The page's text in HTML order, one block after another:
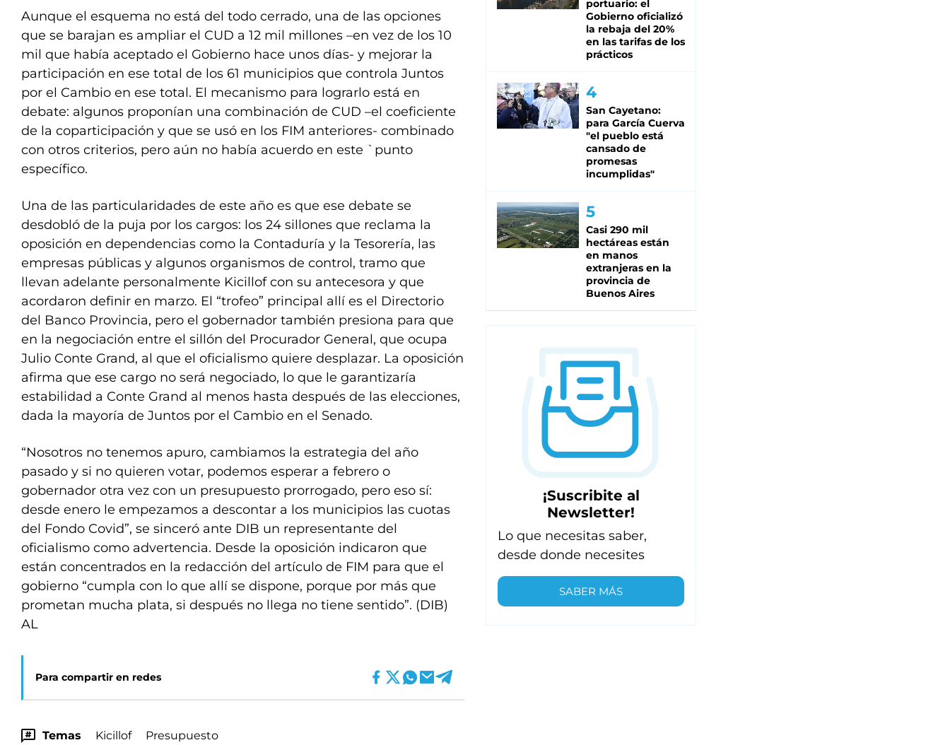
Aunque el esquema no está del todo cerrado, una de las opciones
que se barajan es ampliar el CUD a 12 mil millones –en vez de los 10
mil que había aceptado el Gobierno hace unos días- y mejorar la
participación en ese total de los 61 municipios que controla Juntos
por el Cambio en ese total. El mecanismo para lograrlo está en
debate: algunos proponían una combinación de CUD –el coeficiente
de la coparticipación y que se usó en los FIM anteriores- combinado
con otros criterios, pero aún no había acuerdo en este `punto
específico.
Una de las particularidades de este año es que ese debate se
desdobló de la puja por los cargos: los 24 sillones que reclama la
oposición en dependencias como la Contaduría y la Tesorería, las
empresas públicas y algunos organismos de control, tramo que
llevan adelante personalmente Kicillof con su antecesora y que
acordaron definir en marzo. El “trofeo” principal allí es el Directorio
del Banco Provincia, pero el gobernador también presiona para que
en la negociación entre el sillón del Procurador General, que ocupa
Julio Conte Grand, al que el oficialismo quiere desplazar. La oposición
afirma que ese cargo no será negociado, lo que le garantizaría
estabilidad a Conte Grand al menos hasta después de las elecciones,
dada la mayoría de Juntos por el Cambio en el Senado.
“Nosotros no tenemos apuro, cambiamos la estrategia del año
pasado y si no quieren votar, podemos esperar a febrero o
gobernador otra vez con un presupuesto prorrogado, pero eso sí:
desde enero le empezamos a descontar a los municipios las cuotas
del Fondo Covid”, se sinceró ante DIB un representante del
oficialismo como advertencia. Desde la oposición indicaron que
están concentrados en la redacción del artículo de FIM para que el
gobierno “cumpla con lo que allí se dispone, porque por más que
prometan mucha plata, si después no llega no tiene sentido”. (DIB)
AL
Para compartir en redes
Temas Kicillof Presupuesto
portuario: el
Gobierno oficializó
la rebaja del 20%
en las tarifas de los
prácticos
San Cayetano:
para García Cuerva
"el pueblo está
cansado de
promesas
incumplidas"
Casi 290 mil
hectáreas están
en manos
extranjeras en la
provincia de
Buenos Aires
¡Suscribite al
Newsletter!
Lo que necesitas saber,
desde donde necesites
SABER MÁS